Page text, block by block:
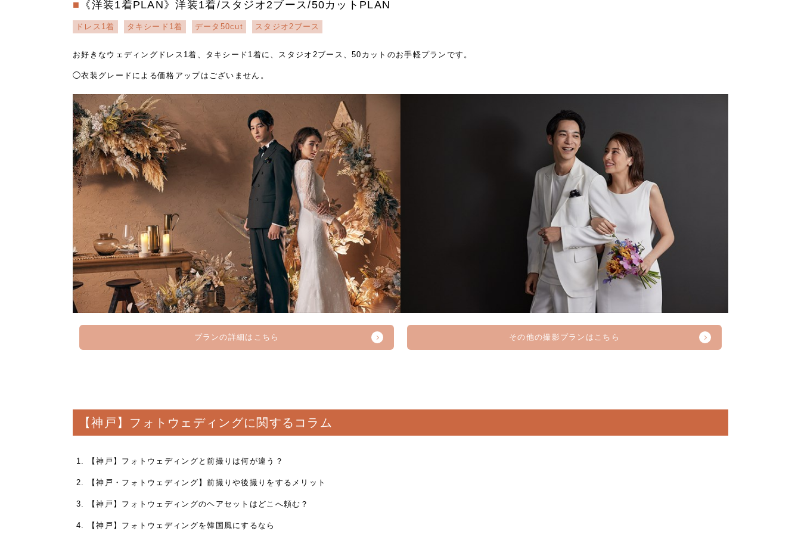
《洋装1着PLAN》洋装1着/スタジオ2ブース/50カットPLAN
ドレス1着 タキシード1着 データ50cut スタジオ2ブース
お好きなウェディングドレス1着、タキシード1着に、スタジオ2ブース、50カットのお手軽プランです。
◯衣装グレードによる価格アップはございません。
プランの詳細はこちら その他の撮影プランはこちら
【神戸】フォトウェディングに関するコラム
【神戸】フォトウェディングと前撮りは何が違う？
【神戸・フォトウェディング】前撮りや後撮りをするメリット
【神戸】フォトウェディングのヘアセットはどこへ頼む？
【神戸】フォトウェディングを韓国風にするなら